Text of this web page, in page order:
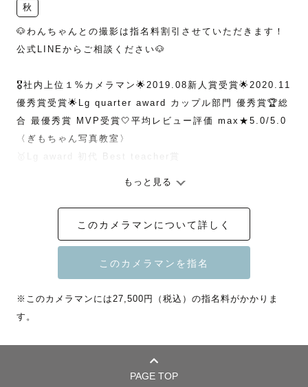
秋
🐶わんちゃんとの撮影は指名料割引させていただきます！
公式LINEからご相談ください🐶
🎖社内上位１%カメラマン🌟2019.08新人賞受賞🌟2020.11
優秀賞受賞🌟Lg quarter award カップル部門 優秀賞🏆総
合 最優秀賞 MVP受賞🤍平均レビュー評価 max★5.0/5.0
〈ぎもちゃん写真教室〉
🥇Lg award 初代 Best teacher賞
❤️「写真だけでなく、思い出を」❤️
あなただけのあなたらしいオーダーメイドの撮影空間をお
届けします。
ゲスト様一組一組と向き合い、大切な一日を一緒につくり
あげます。
※1組1組のゲスト様にしっかりと向き合うため、お引き受
もっと見る
このカメラマンについて詳しく
※このカメラマンには27,500円（税込）の指名料がかかりま
す。
PAGE TOP